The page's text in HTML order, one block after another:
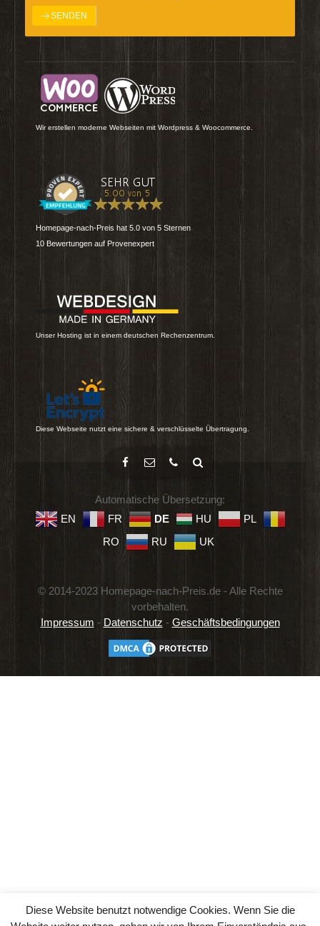
Wir erstellen moderne Webseiten mit Wordpress & Woocommerce.
Homepage-nach-Preis hat 5.0 von 5 Sternen
10 Bewertungen auf Provenexpert
Unser Hosting ist in einem deutschen Rechenzentrum.
Diese Webseite nutzt eine sichere & verschlüsselte Übertragung.
Automatische Übersetzung:
EN
FR DE HU
PL
RO
RU UK
© 2014-2023 Homepage-nach-Preis.de - Alle Rechte
vorbehalten.
Impressum - Datenschutz - Geschäftsbedingungen
Diese Website benutzt notwendige Cookies. Wenn Sie die